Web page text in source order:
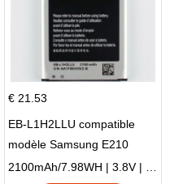
€ 21.53
EB-L1H2LLU compatible
modèle Samsung E210
E210K i939
2100mAh/7.98WH | 3.8V | Li-ion ...